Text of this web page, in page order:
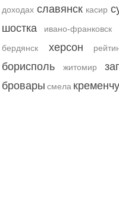
доходах славянск касир
шостка
ивано-франковск
бердянск херсон
борисполь житомир
бровары смела